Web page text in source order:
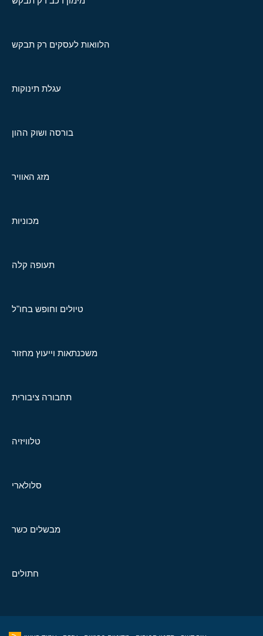
הלוואות לעסקים רק תבקש
עגלת תינוקות
בורסה ושוק ההון
מזג האוויר
מכוניות
תעופה קלה
טיולים וחופש בחו"ל
משכנתאות וייעוץ מחזור
תחבורה ציבורית
טלוויזיה
סלולארי
מבשלים כשר
חתולים